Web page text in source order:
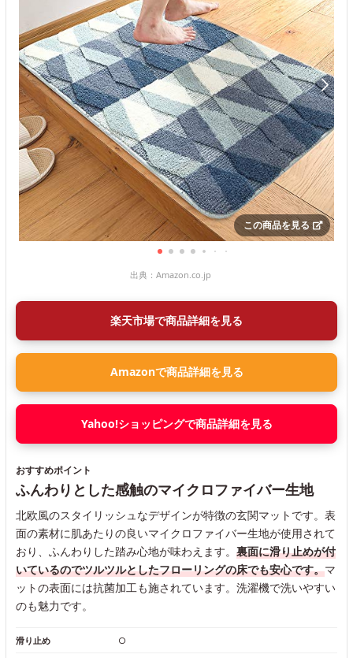
この商品を見る
出典： Amazon.co.jp
楽天市場で商品詳細を見る
Amazonで商品詳細を見る
Yahoo!ショッピングで商品詳細を見る
おすすめポイント
ふんわりとした感触のマイクロファイバー生地
北欧風のスタイリッシュなデザインが特徴の玄関マットです。表
面の素材に肌あたりの良いマイクロファイバー生地が使用されて
おり、ふんわりした踏み心地が味わえます。 裏面に滑り止めが付
いているのでツルツルとしたフローリングの床でも安心です。マ
ットの表面には抗菌加工も施されています。洗濯機で洗いやすい
のも魅力です。
滑り止め ○